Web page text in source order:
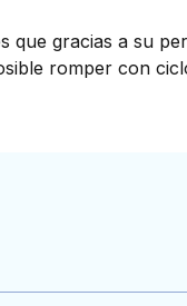
que gracias a su
romper con